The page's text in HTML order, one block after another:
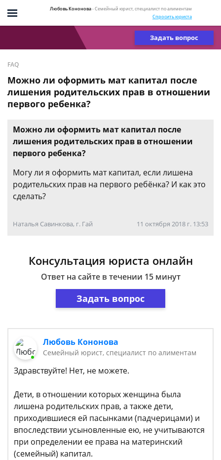
Любовь Кононова- Семейный юрист, специалист по алиментам
Спросить юриста
Задать вопрос
FAQ
Можно ли оформить мат капитал после
лишения родительских прав в отношении
первого ребенка?
Можно ли оформить мат капитал после
лишения родительских прав в отношении
первого ребенка?
Могу ли я оформить мат капитал, если лишена
родительских прав на первого ребёнка? И как это
сделать?
Наталья Савинкова, г. Гай 11 октября 2018 г. 13:53
Консультация юриста онлайн
Ответ на сайте в течении 15 минут
Задать вопрос
Любовь Кононова
Семейный юрист, специалист по алиментам
Здравствуйте! Нет, не можете.
Дети, в отношении которых женщина была
лишена родительских прав, а также дети,
приходившиеся ей пасынками (падчерицами) и
впоследствии усыновленные ею, не учитываются
при определении ее права на материнский
(семейный) капитал.